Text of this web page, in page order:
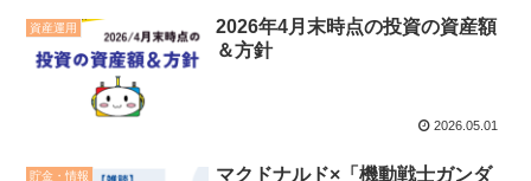
資産運用
2026年4月末時点の投資の資産額
＆方針
2026.05.01
貯金・情報
マクドナルド×「機動戦士ガンダ